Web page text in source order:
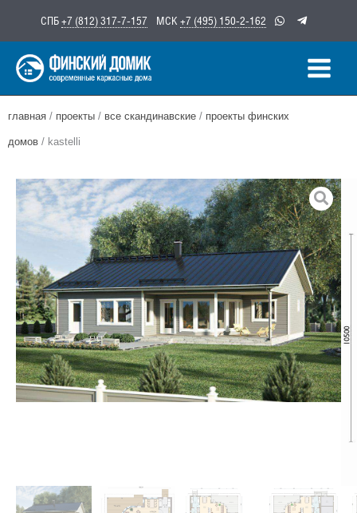
содержимому
СПБ+7 (812) 317-7-157 МСК +7 (495) 150-2-162
главная / проекты / все скандинавские / проекты финских
домов / kastelli